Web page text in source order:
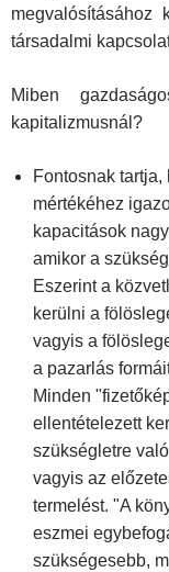
megvalósításához
társadalmi
Miben
kapitalizmusnál?
Fontosnak
mértékéhez
kapacitások
amikor a
Eszerint a
kerülni a
vagyis a
a pazarlás
Minden
ellentételezett
szükségletre
vagyis az
termelést. "A
eszmei
szükségesebb,